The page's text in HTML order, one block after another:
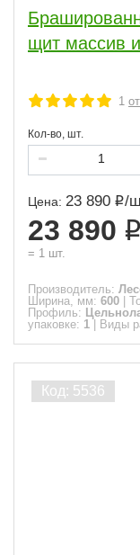
щит массив
1
Кол-во, шт.
Цена: 23 890 /
23 890
= 1 шт.
Производитель:
Ширина, мм: 600
Профиль:
упаковке: 1 Виды